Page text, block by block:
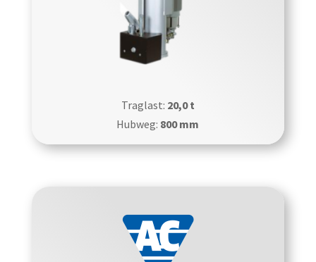
Traglast: 20,0 t
Hubweg: 800 mm